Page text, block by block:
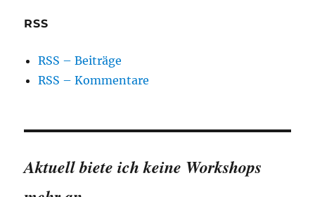
RSS
RSS – Beiträge
RSS – Kommentare
Aktuell biete ich keine Workshops